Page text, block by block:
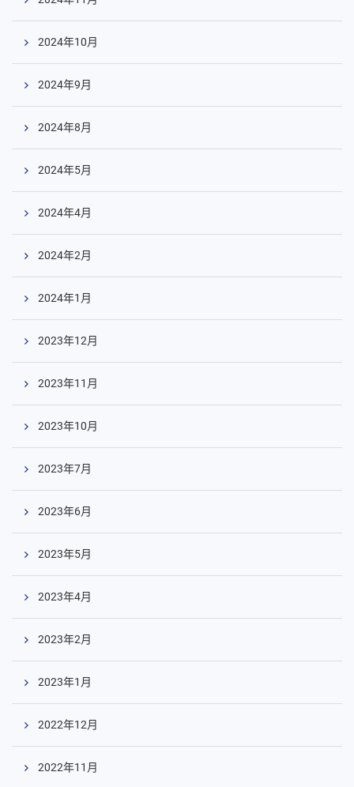
2024年10月
2024年9月
2024年8月
2024年5月
2024年4月
2024年2月
2024年1月
2023年12月
2023年11月
2023年10月
2023年7月
2023年6月
2023年5月
2023年4月
2023年2月
2023年1月
2022年12月
2022年11月